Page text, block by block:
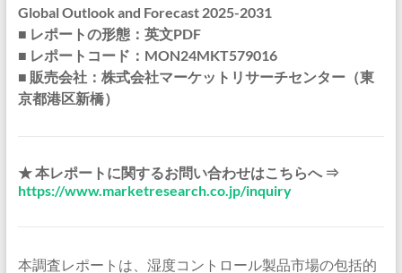
Global Outlook and Forecast 2025-2031
■ レポートの形態：英文PDF
■ レポートコード：MON24MKT579016
■ 販売会社：株式会社マーケットリサーチセンター（東
京都港区新橋）
★ 本レポートに関するお問い合わせはこちらへ ⇒
https://www.marketresearch.co.jp/inquiry
本調査レポートは、湿度コントロール製品市場の包括的